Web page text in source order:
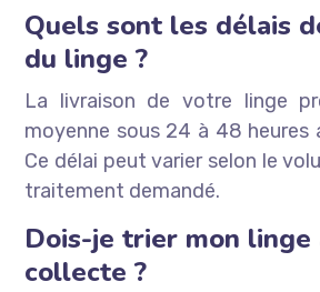
Quels sont les délais
du linge ?
La livraison de votre linge
moyenne sous 24 à 48 heures
Ce délai peut varier selon le
traitement demandé.
Dois-je trier mon linge
collecte ?